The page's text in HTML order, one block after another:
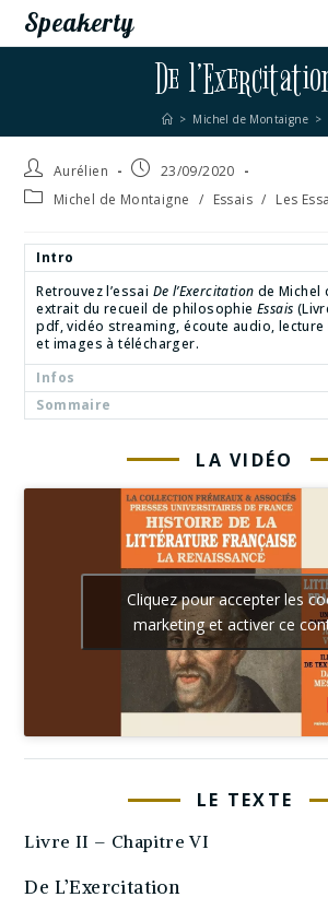
Speakerty
De
> Michel de Montaigne >
Aurélien
23/09/2020
Michel de Montaigne / Essais / Les
Intro
Retrouvez l’essai De l’Exercitation de Michel
extrait du recueil de philosophieEssais
pdf, vidéo streaming, écoute audio,
et images à télécharger.
Infos
Sommaire
LA VIDÉO
Cliquez pour accepter les
marketing et activer ce
LE TEXTE
Livre II – Chapitre VI
De L’Exercitation